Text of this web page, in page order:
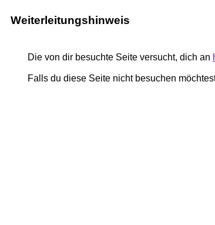
Weiterleitungshinweis
Die von dir besuchte Seite versucht, dich an
Falls du diese Seite nicht besuchen